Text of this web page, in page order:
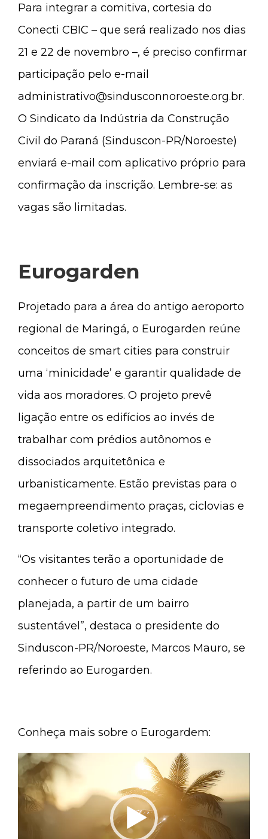
Para integrar a comitiva, cortesia do
Conecti CBIC – que será realizado nos dias
21 e 22 de novembro –, é preciso confirmar
participação pelo e-mail
administrativo@sindusconnoroeste.org.br.
O Sindicato da Indústria da Construção
Civil do Paraná (Sinduscon-PR/Noroeste)
enviará e-mail com aplicativo próprio para
confirmação da inscrição. Lembre-se: as
vagas são limitadas.
Eurogarden
Projetado para a área do antigo aeroporto
regional de Maringá, o Eurogarden reúne
conceitos de smart cities para construir
uma ‘minicidade’ e garantir qualidade de
vida aos moradores. O projeto prevê
ligação entre os edifícios ao invés de
trabalhar com prédios autônomos e
dissociados arquitetônica e
urbanisticamente. Estão previstas para o
megaempreendimento praças, ciclovias e
transporte coletivo integrado.
“Os visitantes terão a oportunidade de
conhecer o futuro de uma cidade
planejada, a partir de um bairro
sustentável”, destaca o presidente do
Sinduscon-PR/Noroeste, Marcos Mauro, se
referindo ao Eurogarden.
Conheça mais sobre o Eurogardem:
Tocador
de
vídeo